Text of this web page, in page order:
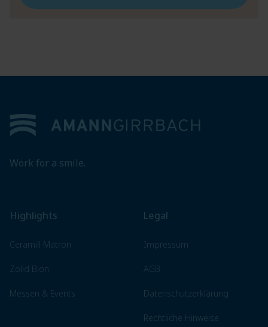
Work for a smile.
Highlights
Ceramill Matron
Zolid Bion
Messen & Events
Legal
Impressum
AGB
Datenschutzerklärung
Rechtliche Hinweise